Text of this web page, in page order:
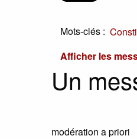
Mots-clés :
Afficher les
Un
modération a priori